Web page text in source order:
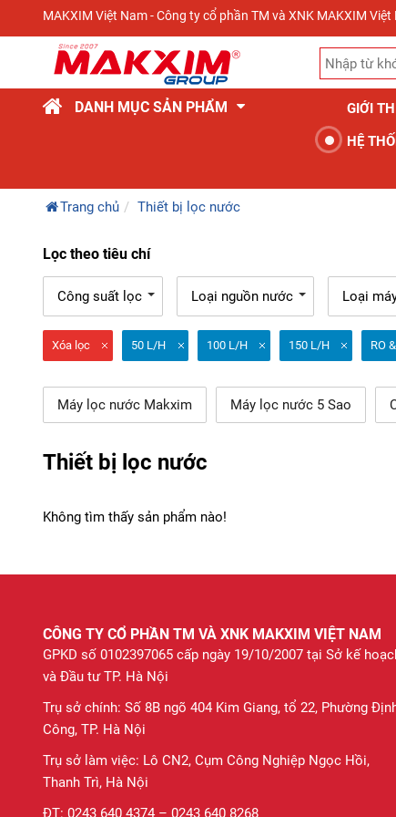
MAKXIM Việt Nam - Công ty cổ phần TM và XNK MAKXIM Việt
DANH MỤC SẢN PHẨM GIỚI
HỆ
Trang chủ Thiết bị lọc nước
Lọc theo tiêu chí
Công suất lọc Loại nguồn nước Loại
Xóa lọc 50 L/H 100 L/H 150 L/H RO
Máy lọc nước Makxim Máy lọc nước 5 Sao
Thiết bị lọc nước
Không tìm thấy sản phẩm nào!
CÔNG TY CỔ PHẦN TM VÀ XNK MAKXIM VIỆT NAM
GPKD số 0102397065 cấp ngày 19/10/2007 tại Sở kế
và Đầu tư TP. Hà Nội
Trụ sở chính: Số 8B ngõ 404 Kim Giang, tổ 22, Phường
Công, TP. Hà Nội
Trụ sở làm việc: Lô CN2, Cụm Công Nghiệp Ngọc Hồi,
Thanh Trì, Hà Nội
ĐT: 0243 640 4374 – 0243 640 8268